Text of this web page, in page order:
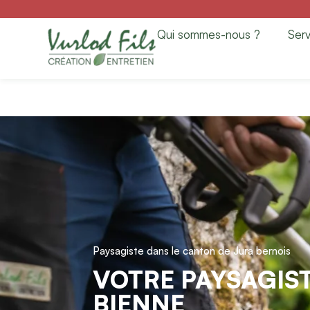
Qui sommes-nous ?
Paysagiste à
Entretien
Paysagiste dans le canton de Jura bernois
VOTRE
BIENNE